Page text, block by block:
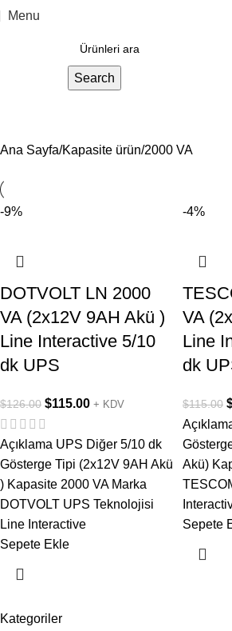
Menu
Search
Kategoriler
Ana Sayfa Kapasite ürün 2000 VA
-9%
DOTVOLT LN 2000
VA (2x12V 9AH Akü )
Line Interactive 5/10
dk UPS
$126.00 $115.00 + KDV
Açıklama UPS Diğer 5/10 dk
Gösterge Tipi (2x12V 9AH Akü
) Kapasite 2000 VA Marka
DOTVOLT UPS Teknolojisi
Line Interactive
Sepete Ekle
-4%
VA
Line
dk
$115.00
Akü)
Sepete